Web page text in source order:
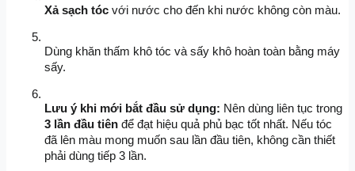
Xả sạch tóc với nước cho đến khi nước không còn màu.
Dùng khăn thấm khô tóc và sấy khô hoàn toàn bằng máy
sấy.
Lưu ý khi mới bắt đầu sử dụng:
3 lần đầu tiên để đạt hiệu quả phủ bạc tốt nhất. Nếu tóc
đã lên màu mong muốn sau lần đầu tiên, không cần thiết
phải dùng tiếp 3 lần.